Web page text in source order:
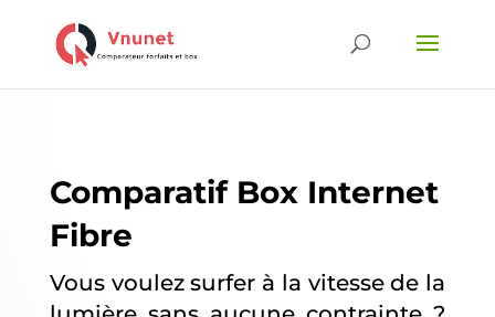
Comparatif Box Internet
Fibre
Vous voulez surfer à la vitesse de la